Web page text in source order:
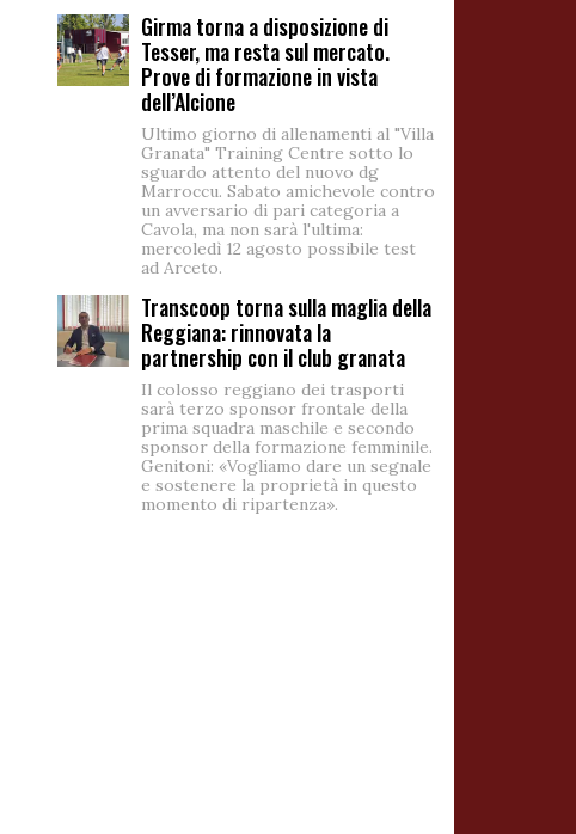
Girma torna a disposizione di
Tesser, ma resta sul mercato.
Prove di formazione in vista
dell’Alcione
Ultimo giorno di allenamenti al "Villa
Granata" Training Centre sotto lo
sguardo attento del nuovo dg
Marroccu. Sabato amichevole contro
un avversario di pari categoria a
Cavola, ma non sarà l'ultima:
mercoledì 12 agosto possibile test
ad Arceto.
Transcoop torna sulla maglia della
Reggiana: rinnovata la
partnership con il club granata
Il colosso reggiano dei trasporti
sarà terzo sponsor frontale della
prima squadra maschile e secondo
sponsor della formazione femminile.
Genitoni: «Vogliamo dare un segnale
e sostenere la proprietà in questo
momento di ripartenza».